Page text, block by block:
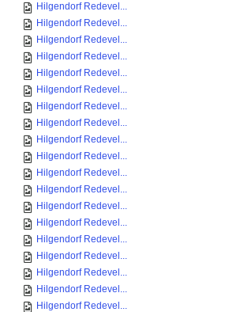
Hilgendorf Redevel...
Hilgendorf Redevel...
Hilgendorf Redevel...
Hilgendorf Redevel...
Hilgendorf Redevel...
Hilgendorf Redevel...
Hilgendorf Redevel...
Hilgendorf Redevel...
Hilgendorf Redevel...
Hilgendorf Redevel...
Hilgendorf Redevel...
Hilgendorf Redevel...
Hilgendorf Redevel...
Hilgendorf Redevel...
Hilgendorf Redevel...
Hilgendorf Redevel...
Hilgendorf Redevel...
Hilgendorf Redevel...
Hilgendorf Redevel...